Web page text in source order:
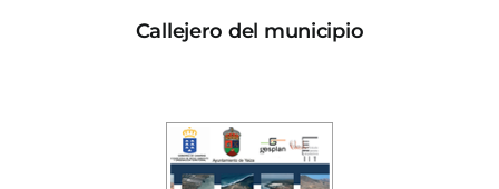
Callejero del municipio